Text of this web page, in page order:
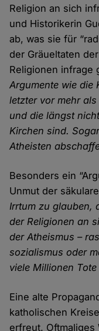
Religion an sich
und Historikerin
ab, was sie für
der Gräuel­taten
Religionen infrage
Argumente wie die
letzter vor mehr
und die längst
Kirchen sind.
Atheisten
Besonders ein
Unmut der
Irr­tum zu glauben,
der Religionen an
der Atheismus –
sozialismus oder
viele Millionen
Eine alte
katholischen
erfreut.